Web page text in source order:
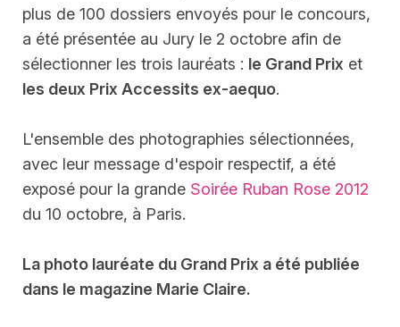
plus de 100 dossiers envoyés pour le concours,
a été présentée au Jury le 2 octobre afin de
sélectionner les trois lauréats : le Grand Prix et
les deux Prix Accessits ex-aequo.
L'ensemble des photographies sélectionnées,
avec leur message d'espoir respectif, a été
exposé pour la grande Soirée Ruban Rose 2012
du 10 octobre, à Paris.
La photo lauréate du Grand Prix a été publiée
dans le magazine Marie Claire.